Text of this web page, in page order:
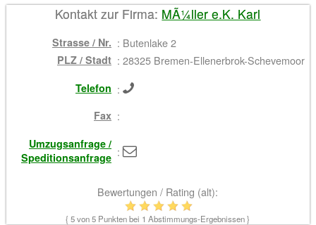
Kontakt zur Firma: MÃ¼ller e.K. Karl
Strasse / Nr. : Butenlake 2
PLZ / Stadt : 28325 Bremen-Ellenerbrok-Schevemoor
Telefon :
Fax :
Umzugsanfrage /
Speditionsanfrage :
Bewertungen / Rating (alt):
{5von 5 Punkten bei 1 Abstimmungs-Ergebnissen }